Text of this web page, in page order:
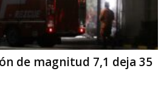
de magnitud 7,1 deja 35